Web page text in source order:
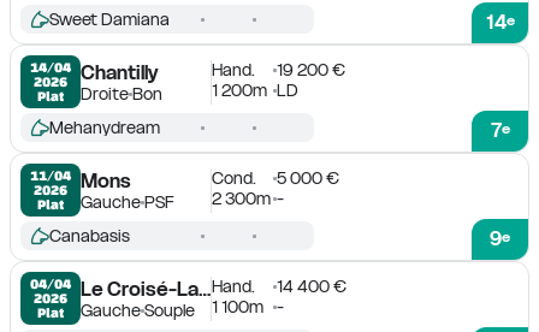
14e
Sweet Damiana
14/04
2026
Plat
Chantilly
DroiteBon
Hand.
19 200 €
1 200m LD
7e
Mehanydream
11/04
2026
Plat
Mons
GauchePSF
Cond.
5 000 €
2 300m -
9e
Canabasis
04/04
2026
Plat
Le Croisé-Laroche
GaucheSouple
Hand.
14 400 €
1 100m
-